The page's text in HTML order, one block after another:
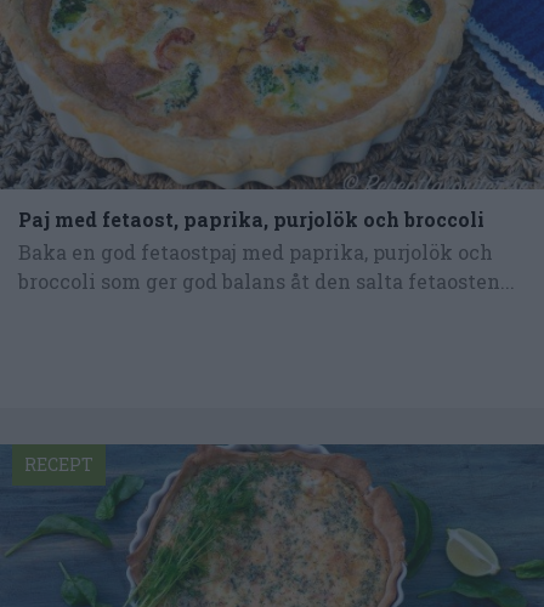
Paj med fetaost, paprika, purjolök och broccoli
Baka en god fetaostpaj med paprika, purjolök och
broccoli som ger god balans åt den salta fetaosten...
RECEPT